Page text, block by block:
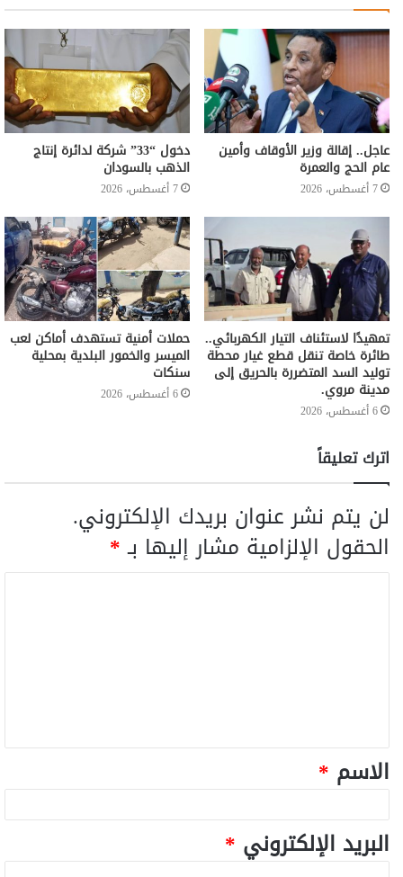
عاجل.. إقالة وزير الأوقاف وأمين
عام الحج والعمرة
7 أغسطس، 2026
دخول “33” شركة لدائرة إنتاج
الذهب بالسودان
7 أغسطس، 2026
تمهيدًا لاستئناف التيار الكهربائي..
طائرة خاصة تنقل قطع غيار محطة
توليد السد المتضررة بالحريق إلى
مدينة مروي.
6 أغسطس، 2026
حملات أمنية تستهدف أماكن لعب
الميسر والخمور البلدية بمحلية
سنكات
6 أغسطس، 2026
اترك تعليقاً
لن يتم نشر عنوان بريدك الإلكتروني.
الحقول الإلزامية مشار إليها بـ*
الاسم *
البريد الإلكتروني *